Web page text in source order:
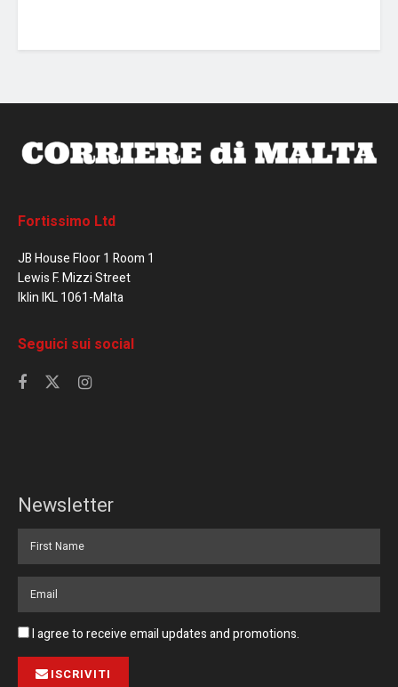
Fortissimo Ltd
JB House Floor 1 Room 1
Lewis F. Mizzi Street
Iklin IKL 1061-Malta
Seguici sui social
Newsletter
I agree to receive email updates and promotions.
ISCRIVITI